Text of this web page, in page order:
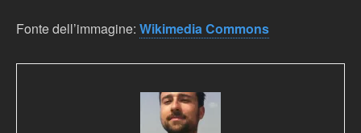
Fonte dell’immagine: Wikimedia Commons